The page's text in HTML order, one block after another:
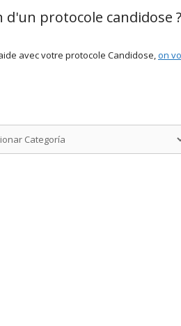
d'un protocole candidose ?
avec votre protocole Candidose, on